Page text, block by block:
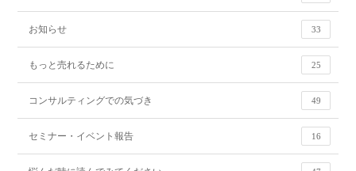
お知らせ 33
もっと売れるために 25
コンサルティングでの気づき 49
セミナー・イベント報告 16